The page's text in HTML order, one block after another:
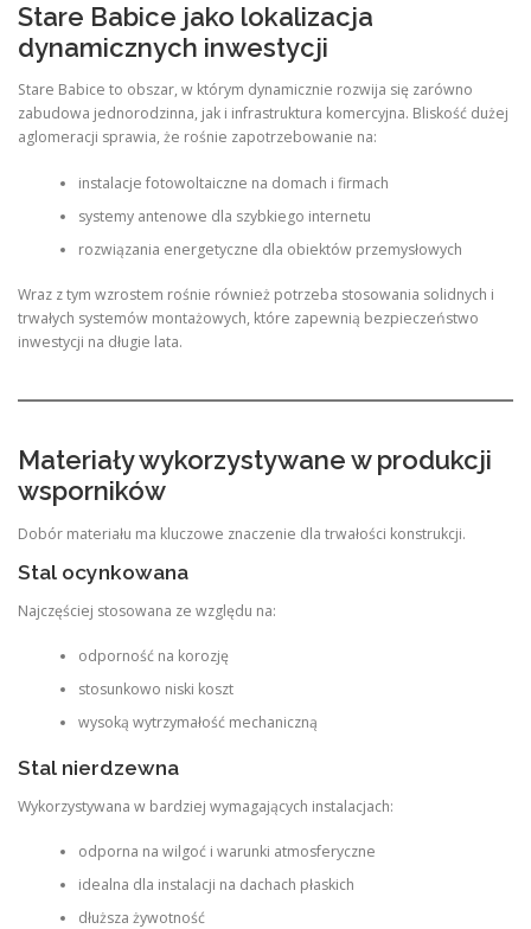
Stare Babice jako lokalizacja
dynamicznych inwestycji
Stare Babice to obszar, w którym dynamicznie rozwija się zarówno
zabudowa jednorodzinna, jak i infrastruktura komercyjna. Bliskość dużej
aglomeracji sprawia, że rośnie zapotrzebowanie na:
instalacje fotowoltaiczne na domach i firmach
systemy antenowe dla szybkiego internetu
rozwiązania energetyczne dla obiektów przemysłowych
Wraz z tym wzrostem rośnie również potrzeba stosowania solidnych i
trwałych systemów montażowych, które zapewnią bezpieczeństwo
inwestycji na długie lata.
Materiały wykorzystywane w produkcji
wsporników
Dobór materiału ma kluczowe znaczenie dla trwałości konstrukcji.
Stal ocynkowana
Najczęściej stosowana ze względu na:
odporność na korozję
stosunkowo niski koszt
wysoką wytrzymałość mechaniczną
Stal nierdzewna
Wykorzystywana w bardziej wymagających instalacjach:
odporna na wilgoć i warunki atmosferyczne
idealna dla instalacji na dachach płaskich
dłuższa żywotność